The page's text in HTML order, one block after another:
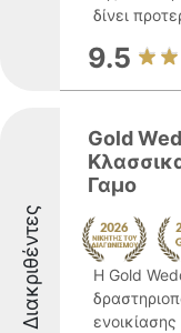
δίνει
9.5
Διακριθέντες
Gold
Γαμο
Η Gold